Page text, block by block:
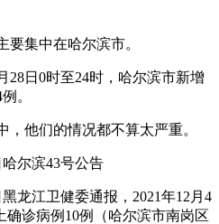
要集中在哈尔滨市。
28日0时至24时，哈尔滨市新增
。
，他们的情况都不算太严重。
尔滨43号公告
龙江卫健委通报，2021年12月4
确诊病例10例（哈尔滨市南岗区